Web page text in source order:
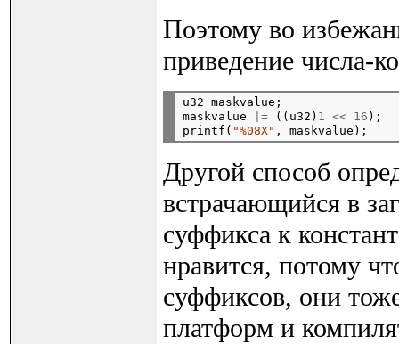
Поэтому во
приведение числа-
u32 maskvalue;
maskvalue
|= ((u32) 1 << 16 );
printf( "%08X"
Другой способ
встрачающийся в
суффикса к
нравится, потому
суффиксов, они
платформ и